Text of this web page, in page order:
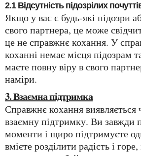
2.1 Відсутність підозрілих
Якщо у вас є будь-які підозри або недовіра до
свого партнера, це може
це не справжнє кохання. У
коханні немає місця підозрам
маєте повну віру в свого
наміри.
3. Взаємна підтримка
Справжнє кохання виявляється через вашу
взаємну підтримку. Ви завжди
моменти і щиро підтримуєте
вмієте розділити радість і